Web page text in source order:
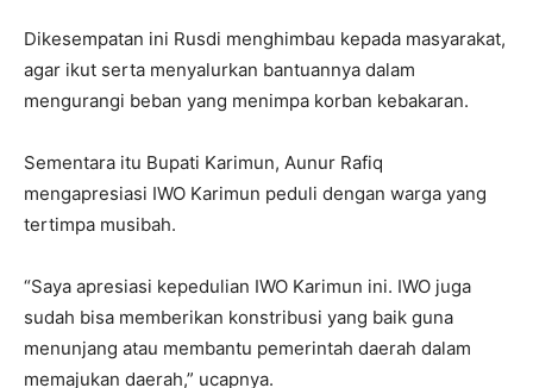
Dikesempatan ini Rusdi menghimbau kepada masyarakat,
agar ikut serta menyalurkan bantuannya dalam
mengurangi beban yang menimpa korban kebakaran.
Sementara itu Bupati Karimun, Aunur Rafiq
mengapresiasi IWO Karimun peduli dengan warga yang
tertimpa musibah.
“Saya apresiasi kepedulian IWO Karimun ini. IWO juga
sudah bisa memberikan konstribusi yang baik guna
menunjang atau membantu pemerintah daerah dalam
memajukan daerah,” ucapnya.